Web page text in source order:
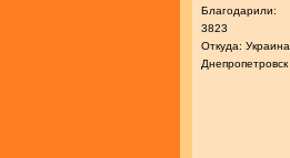
Благодарили:
3823
Откуда: Украина,
Днепропетровск